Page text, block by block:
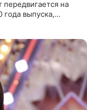
на
выпуска,